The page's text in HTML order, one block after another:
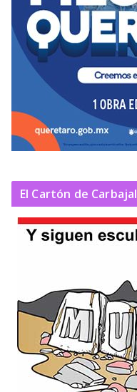
El Cartón de Carbajal